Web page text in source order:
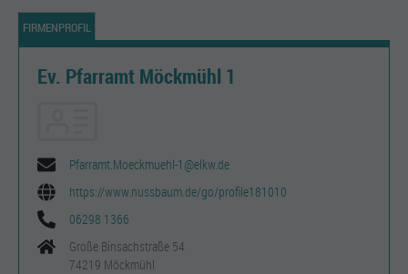
FIRMENPROFIL
Ev. Pfarramt Möckmühl 1
Pfarramt.Moeckmuehl-1@elkw.de
https://www.nussbaum.de/go/profile181010
06298 1366
Große Binsachstraße 54
74219 Möckmühl